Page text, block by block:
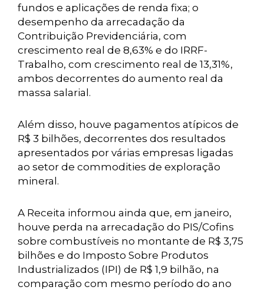
fundos e aplicações de renda fixa; o
desempenho da arrecadação da
Contribuição Previdenciária, com
crescimento real de 8,63% e do IRRF-
Trabalho, com crescimento real de 13,31%,
ambos decorrentes do aumento real da
massa salarial.
Além disso, houve pagamentos atípicos de
R$ 3 bilhões, decorrentes dos resultados
apresentados por várias empresas ligadas
ao setor de commodities de exploração
mineral.
A Receita informou ainda que, em janeiro,
houve perda na arrecadação do PIS/Cofins
sobre combustíveis no montante de R$ 3,75
bilhões e do Imposto Sobre Produtos
Industrializados (IPI) de R$ 1,9 bilhão, na
comparação com mesmo período do ano